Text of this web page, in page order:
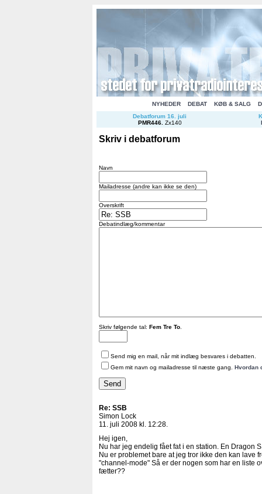
NYHEDER DEBAT KØB & SALG
Debatforum 16. juli
PMR446. Zx140
Skriv i debatforum
Navn
Mailadresse (andre kan ikke se den)
Overskrift
Debatindlæg/kommentar
Skriv følgende tal: Fem Tre To
Send mig en mail, når mit indlæg besvares i debatten.
Gem mit navn og mailadresse til næste gang. Hvordan
Re: SSB
Simon Lock
11. juli 2008 kl. 12:28.
Hej igen,
Nu har jeg endelig fået fat i en station. En Dragon
Nu er problemet bare at jeg tror ikke den kan lave
"channel-mode" Så er der nogen som har en liste
fætter??